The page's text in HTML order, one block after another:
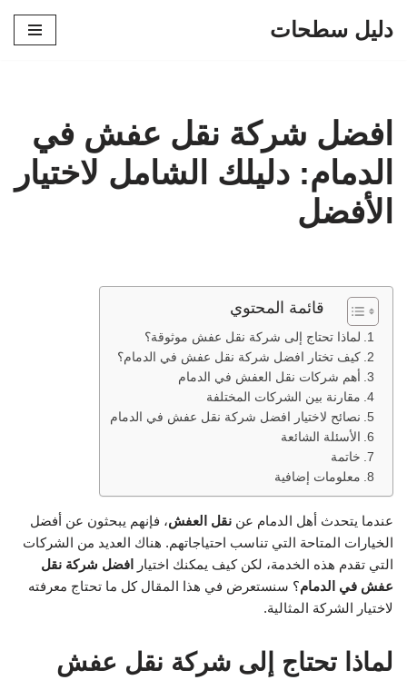
دليل سطحات
افضل شركة نقل عفش في
الدمام: دليلك الشامل لاختيار
الأفضل
قائمة المحتوي
لماذا تحتاج إلى شركة نقل عفش موثوقة؟
كيف تختار افضل شركة نقل عفش في الدمام؟
أهم شركات نقل العفش في الدمام
مقارنة بين الشركات المختلفة
نصائح لاختيار افضل شركة نقل عفش في الدمام
الأسئلة الشائعة
خاتمة
معلومات إضافية
عندما يتحدث أهل الدمام عن نقل العفش، فإنهم يبحثون عن أفضل
الخيارات المتاحة التي تناسب احتياجاتهم. هناك العديد من الشركات
التي تقدم هذه الخدمة، لكن كيف يمكنك اختيار
افضل شركة نقل
عفش في الدمام؟ سنستعرض في هذا المقال كل ما تحتاج معرفته
لاختيار الشركة المثالية.
لماذا تحتاج إلى شركة نقل عفش